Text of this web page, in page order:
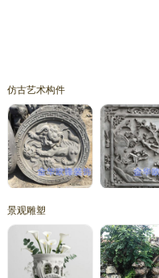
仿古艺术构件
景观雕塑